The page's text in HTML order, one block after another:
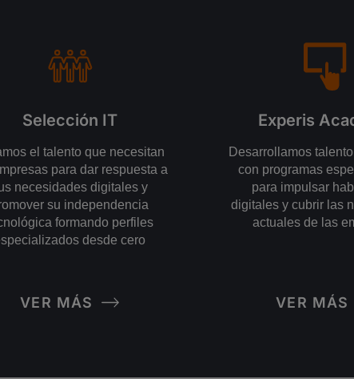
Selección IT
el talento que necesitan
para dar respuesta a
necesidades digitales y
su independencia
formando perfiles
desde cero
VER MÁS
Experis
Desarrollamos
con programas
para impulsar
digitales y cubrir las
actuales de las
VER MÁS